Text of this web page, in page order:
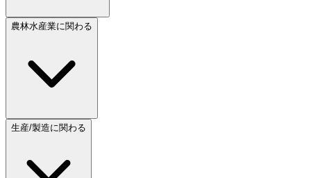
農林水産業に関わる
生産/製造に関わる